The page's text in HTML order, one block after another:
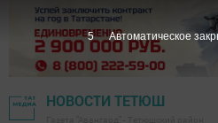
НОВОСТИ ТЕТЮШ
3 Автоматическое